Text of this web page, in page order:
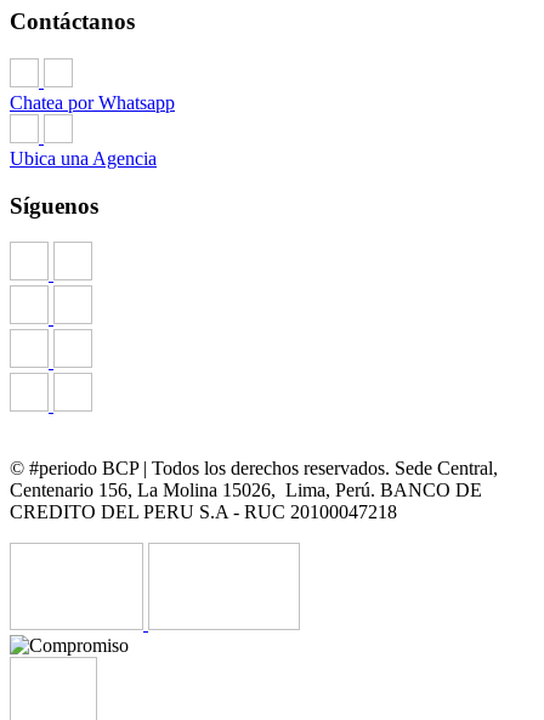
Contáctanos
Chatea por Whatsapp
Ubica una Agencia
Síguenos
© #periodo BCP | Todos los derechos reservados. Sede Central,
Centenario 156, La Molina 15026, Lima, Perú. BANCO DE
CREDITO DEL PERU S.A - RUC 20100047218